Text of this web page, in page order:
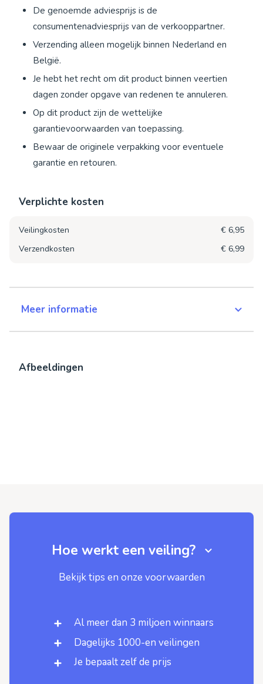
De genoemde adviesprijs is de
consumentenadviesprijs van de verkooppartner.
Verzending alleen mogelijk binnen Nederland en
België.
Je hebt het recht om dit product binnen veertien
dagen zonder opgave van redenen te annuleren.
Op dit product zijn de wettelijke
garantievoorwaarden van toepassing.
Bewaar de originele verpakking voor eventuele
garantie en retouren.
Verplichte kosten
Veilingkosten
€ 6,95
Verzendkosten
€ 6,99
Meer informatie
Afbeeldingen
Hoe werkt een veiling?
Bekijk tips en onze voorwaarden
Al meer dan 3 miljoen winnaars
Dagelijks 1000-en veilingen
Je bepaalt zelf de prijs